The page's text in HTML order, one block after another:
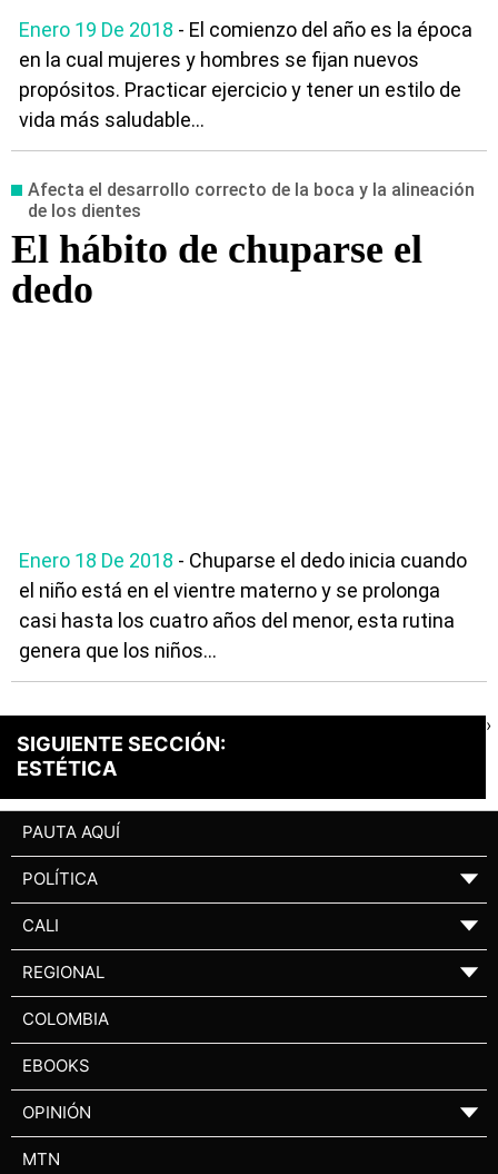
Enero 19 De 2018 - El comienzo del año es la época
en la cual mujeres y hombres se fijan nuevos
propósitos. Practicar ejercicio y tener un estilo de
vida más saludable...
Afecta el desarrollo correcto de la boca y la alineación
de los dientes
El hábito de chuparse el
dedo
Enero 18 De 2018 - Chuparse el dedo inicia cuando
el niño está en el vientre materno y se prolonga
casi hasta los cuatro años del menor, esta rutina
genera que los niños...
SIGUIENTE SECCIÓN:
ESTÉTICA
›
PAUTA AQUÍ
POLÍTICA ▼
CALI ▼
REGIONAL ▼
COLOMBIA
EBOOKS
OPINIÓN ▼
MTN